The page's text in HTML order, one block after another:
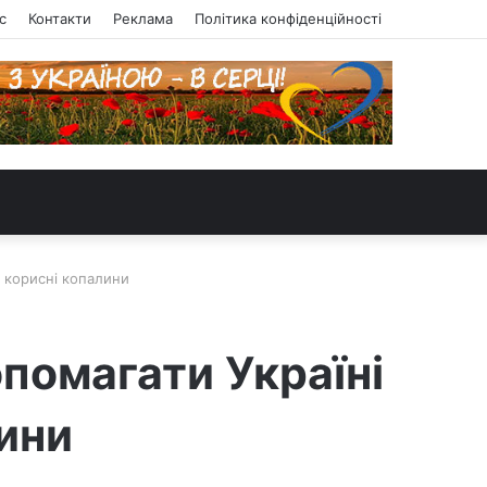
Контакти Реклама Політика конфіденційності
копалини
Україні